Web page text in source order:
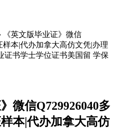
《英文版毕业证》微信
样本|代办加拿大高仿文凭|办理
证书学士学位证书美国留 学保
微信Q729926040多
本|代办加拿大高仿